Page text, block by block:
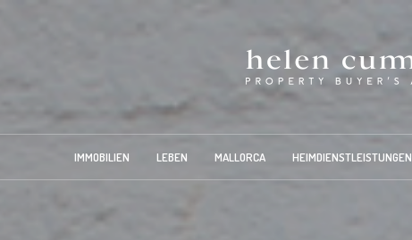
IMMOBILIEN LEBEN MALLORCA HEIMDIENSTLEISTUNGEN